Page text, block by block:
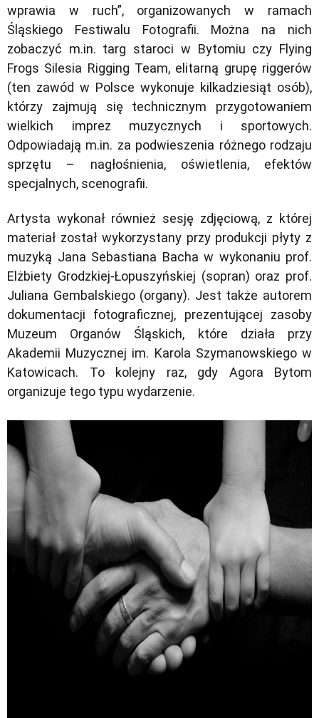
wprawia w ruch”, organizowanych w ramach
Śląskiego Festiwalu Fotografii. Można na nich
zobaczyć m.in. targ staroci w Bytomiu czy Flying
Frogs Silesia Rigging Team, elitarną grupę riggerów
(ten zawód w Polsce wykonuje kilkadziesiąt osób),
którzy zajmują się technicznym przygotowaniem
wielkich imprez muzycznych i sportowych.
Odpowiadają m.in. za podwieszenia różnego rodzaju
sprzętu – nagłośnienia, oświetlenia, efektów
specjalnych, scenografii.
Artysta wykonał również sesję zdjęciową, z której
materiał został wykorzystany przy produkcji płyty z
muzyką Jana Sebastiana Bacha w wykonaniu prof.
Elżbiety Grodzkiej-Łopuszyńskiej (sopran) oraz prof.
Juliana Gembalskiego (organy). Jest także autorem
dokumentacji fotograficznej, prezentującej zasoby
Muzeum Organów Śląskich, które działa przy
Akademii Muzycznej im. Karola Szymanowskiego w
Katowicach. To kolejny raz, gdy Agora Bytom
organizuje tego typu wydarzenie.